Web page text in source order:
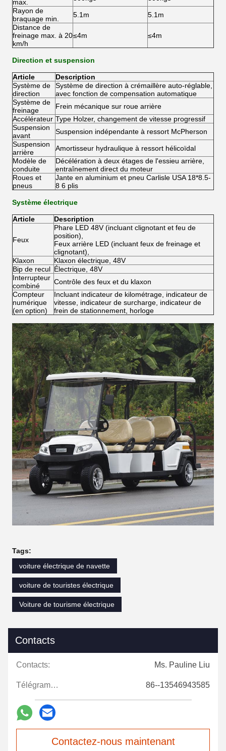
max.
Rayon de
braquage min.
5.1m
5.1m
Distance de
freinage max. à 20
km/h
≤4m ≤4m
Direction et suspension
Article
Description
Système de
direction
Système de direction à crémaillère auto-réglable,
avec fonction de compensation automatique
Système de
freinage
Frein mécanique sur roue arrière
Accélérateur Type Holzer, changement de vitesse progressif
Suspension
avant
Suspension indépendante à ressort McPherson
Suspension
arrière
Amortisseur hydraulique à ressort hélicoïdal
Modèle de
conduite
Décélération à deux étages de l'essieu arrière,
entraînement direct du moteur
Roues et
pneus
Jante en aluminium et pneu Carlisle USA 18*8.5-
8 6 plis
Système électrique
Article Description
Feux
Phare LED 48V (incluant clignotant et feu de
position),
Feux arrière LED (incluant feux de freinage et
clignotant),
Klaxon
Klaxon électrique, 48V
Bip de recul Électrique, 48V
Interrupteur
combiné
Contrôle des feux et du klaxon
Compteur
numérique
(en option)
Incluant indicateur de kilométrage, indicateur de
vitesse, indicateur de surcharge, indicateur de
frein de stationnement, horloge
Tags:
voiture électrique de navette
voiture de touristes électrique
Voiture de tourisme électrique
Contacts
Contacts: Ms. Pauline Liu
Télégramme: 86--13546943585
Contactez-nous maintenant